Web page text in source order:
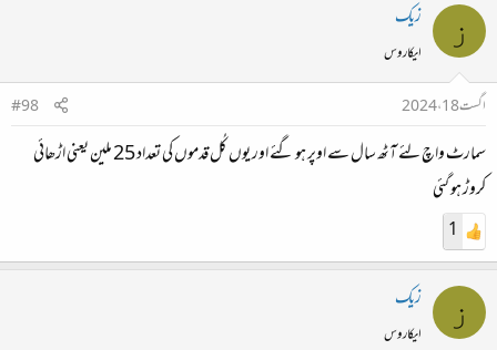
ز زیک
ایکاروس
اگست 18، 2024
#98
سمارٹ واچ لئے آٹھ سال سے اوپر ہو گئے اور یوں کُل قدموں کی تعداد 25 ملین یعنی اڑھائی
کروڑ ہو گئی
1
ز زیک
ایکاروس